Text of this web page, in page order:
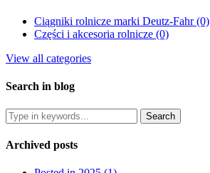
Ciągniki rolnicze marki Deutz-Fahr (0)
Części i akcesoria rolnicze (0)
View all categories
Search in blog
Archived posts